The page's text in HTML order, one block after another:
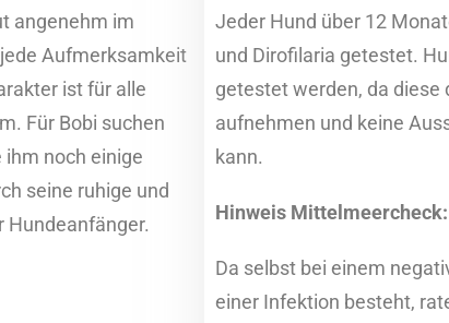
angenehm im
Aufmerksamkeit
ist für alle
Für Bobi suchen
ihm noch einige
seine ruhige und
Hundeanfänger.
Jeder Hund über 12
und Dirofilaria getestet.
getestet werden, da
aufnehmen und keine
kann.
Hinweis Mittelmeercheck:
Da selbst bei einem
einer Infektion besteht,